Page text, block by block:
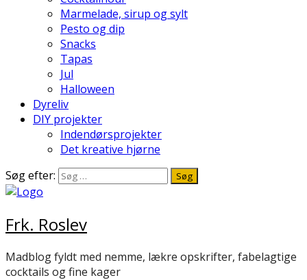
Marmelade, sirup og sylt
Pesto og dip
Snacks
Tapas
Jul
Halloween
Dyreliv
DIY projekter
Indendørsprojekter
Det kreative hjørne
Søg efter:
Frk. Roslev
Madblog fyldt med nemme, lækre opskrifter, fabelagtige
cocktails og fine kager